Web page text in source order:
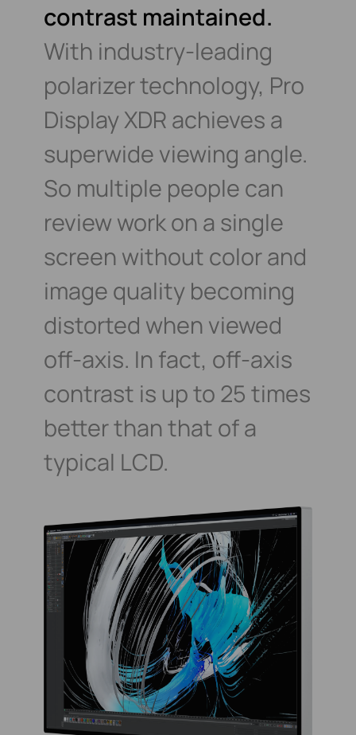
contrast maintained.
With industry-leading
polarizer technology, Pro
Display XDR achieves a
superwide viewing angle.
So multiple people can
review work on a single
screen without color and
image quality becoming
distorted when viewed
off-axis. In fact, off-axis
contrast is upto 25 times
better than that of a
typical LCD.